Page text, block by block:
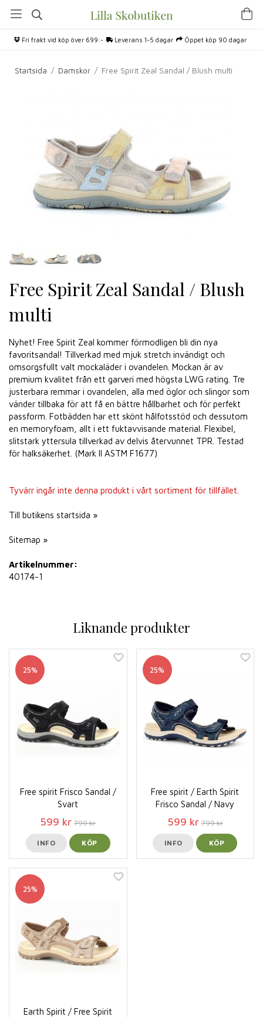
Fri frakt vid köp över 699:- Leverans 1-5 dagar Öppet köp 90 dagar
Startsida / Damskor / Free Spirit Zeal Sandal / Blush multi
Free Spirit Zeal Sandal / Blush
multi
Nyhet! Free Spirit Zeal kommer förmodligen bli din nya
favoritsandal! Tillverkad med mjuk stretch invändigt och
omsorgsfullt valt mockaläder i ovandelen. Mockan är av
premium kvalitet från ett garveri med högsta LWG rating. Tre
justerbara remmar i ovandelen, alla med öglor och slingor som
vänder tillbaka för att få en bättre hållbarhet och för perfekt
passform. Fotbädden har ett skönt hålfotsstöd och dessutom
en memoryfoam, allt i ett fuktavvisande material. Flexibel,
slitstark yttersula tillverkad av delvis återvunnet TPR. Testad
för halksäkerhet. (Mark II ASTM F1677)
Tyvärr ingår inte denna produkt i vårt sortiment för tillfället.
Till butikens startsida »
Sitemap »
Artikelnummer:
40174-1
Liknande produkter
25%
Free spirit Frisco Sandal /
Svart
599 kr 799 kr
INFO KÖP
25%
Free spirit / Earth Spirit
Frisco Sandal / Navy
599 kr 799 kr
INFO KÖP
25%
Earth Spirit / Free Spirit